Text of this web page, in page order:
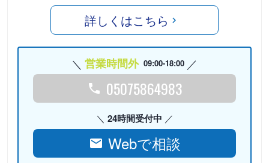
詳しくはこちら
営業時間外 09:00-18:00
05075864983
24時間受付中
Webで相談